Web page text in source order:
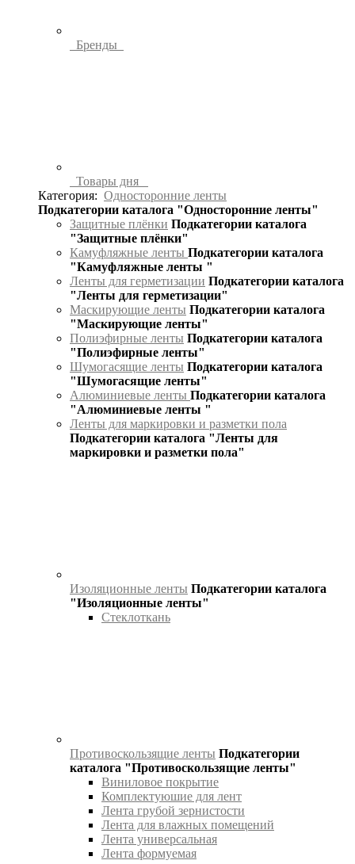
Бренды
Товары дня
Категория: Односторонние ленты
Подкатегории каталога "Односторонние ленты"
Защитные плёнки Подкатегории каталога
"Защитные плёнки"
Камуфляжные ленты Подкатегории каталога
"Камуфляжные ленты "
Ленты для герметизации Подкатегории каталога
"Ленты для герметизации"
Маскирующие ленты Подкатегории каталога
"Маскирующие ленты"
Полиэфирные ленты Подкатегории каталога
"Полиэфирные ленты"
Шумогасящие ленты Подкатегории каталога
"Шумогасящие ленты"
Алюминиевые ленты Подкатегории каталога
"Алюминиевые ленты "
Ленты для маркировки и разметки пола
Подкатегории каталога "Ленты для
маркировки и разметки пола"
Изоляционные ленты Подкатегории каталога
"Изоляционные ленты"
Стеклоткань
Противоскользящие ленты Подкатегории
каталога "Противоскользящие ленты"
Виниловое покрытие
Комплектуюшие для лент
Лента грубой зернистости
Лента для влажных помещений
Лента универсальная
Лента формуемая